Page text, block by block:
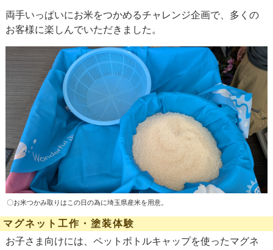
両手いっぱいにお米をつかめるチャレンジ企画で、多くの
お客様に楽しんでいただきました。
〇お米つかみ取りはこの日の為に埼玉県産米を用意。
マグネット工作・塗装体験
お子さま向けには、ペットボトルキャップを使ったマグネ